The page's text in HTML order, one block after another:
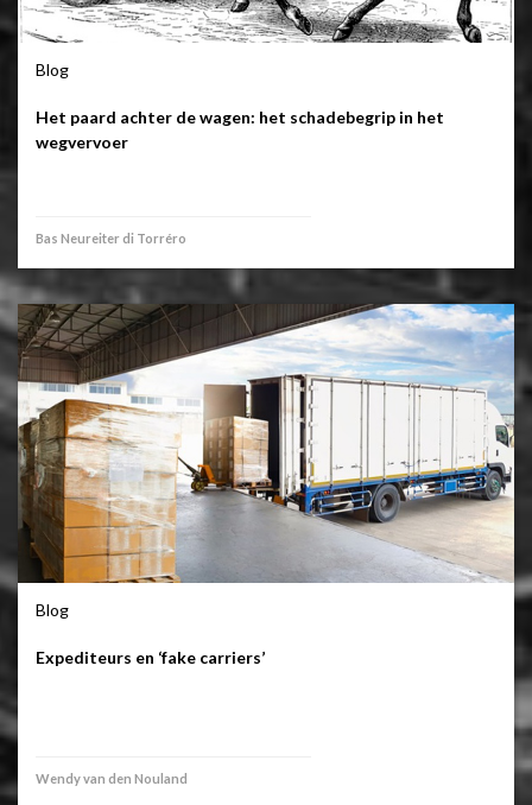
Blog
Het paard achter de wagen: het schadebegrip in het
wegvervoer
Bas Neureiter di Torréro
Blog
Expediteurs en ‘fake carriers’
Wendy van den Nouland